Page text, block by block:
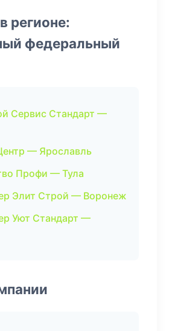
регионе:
федеральный
Сервис Стандарт —
— Ярославль
Профи — Тула
Элит Строй — Воронеж
Уют Стандарт —